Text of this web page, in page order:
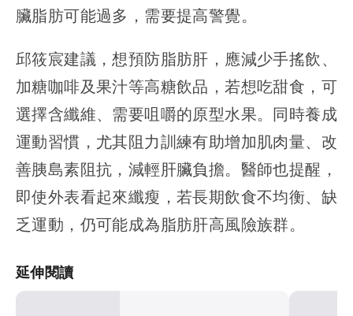
臟脂肪可能過多，需要提高警覺。
邱筱宸建議，想預防脂肪肝，應減少手搖飲、
加糖咖啡及果汁等高糖飲品，若想吃甜食，可
選擇含纖維、需要咀嚼的原型水果。同時養成
運動習慣，尤其阻力訓練有助增加肌肉量、改
善胰島素阻抗，減輕肝臟負擔。醫師也提醒，
即使外表看起來纖瘦，若長期飲食不均衡、缺
乏運動，仍可能成為脂肪肝高風險族群。
延伸閱讀